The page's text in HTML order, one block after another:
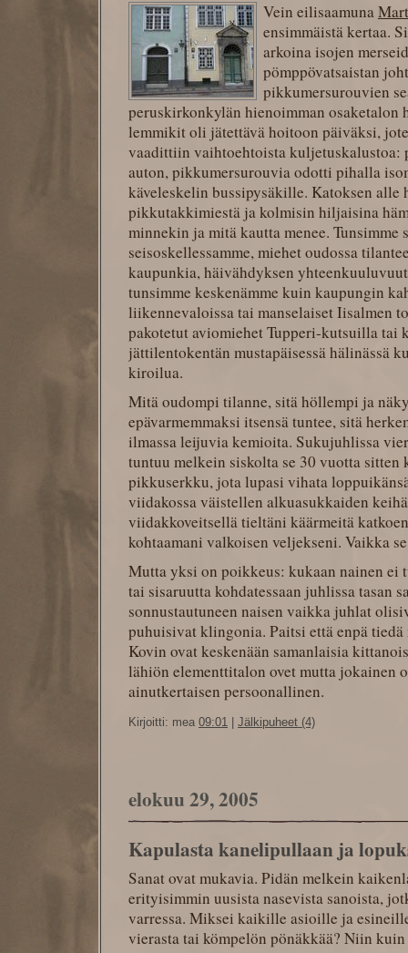
Vein eilisaamuna
ensimmäistä kertaa.
arkoina isojen
pömppövatsaistan
pikkumersurouvien
peruskirkonkylän hienoimman
lemmikit oli jätettävä hoitoon päiväksi,
vaadittiin vaihtoehtoista kuljetuskalustoa:
auton, pikkumersurouvia odotti pihalla
käveleskelin bussipysäkille. Katoksen alle
pikkutakkimiestä ja kolmisin hiljaisina
minnekin ja mitä kautta menee. Tunsimme
seisoskellessamme, miehet oudossa
kaupunkia, häivähdyksen
tunsimme keskenämme kuin kaupungin
liikennevaloissa tai manselaiset Iisalmen
pakotetut aviomiehet Tupperi-kutsuilla tai
jättilentokentän mustapäisessä hälinässä
kiroilua.
Mitä oudompi tilanne, sitä höllempi ja
epävarmemmaksi itsensä tuntee, sitä
ilmassa leijuvia kemioita. Sukujuhlissa
tuntuu melkein siskolta se 30 vuotta sitten
pikkuserkku, jota lupasi vihata
viidakossa väistellen alkuasukkaiden
viidakkoveitsellä tieltäni käärmeitä
kohtaamani valkoisen veljekseni. Vaikka
Mutta yksi on poikkeus: kukaan nainen ei
tai sisaruutta kohdatessaan juhlissa tasan
sonnustautuneen naisen vaikka juhlat
puhuisivat klingonia. Paitsi että enpä
Kovin ovat keskenään samanlaisia
lähiön elementtitalon ovet mutta jokainen
ainutkertaisen persoonallinen.
Kirjoitti: mea 09:01 Jälkipuheet (4)
elokuu 29, 2005
Kapulasta kanelipullaan ja
Sanat ovat mukavia. Pidän melkein
erityisimmin uusista nasevista sanoista,
varressa. Miksei kaikille asioille ja
vierasta tai kömpelön pönäkkää? Niin